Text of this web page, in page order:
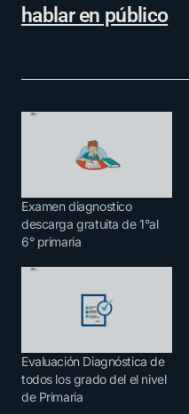
hablar en público
Examen diagnostico
descarga gratuita de 1°al
6° primaria
Evaluación Diagnóstica de
todos los grado del el nivel
de Primaria